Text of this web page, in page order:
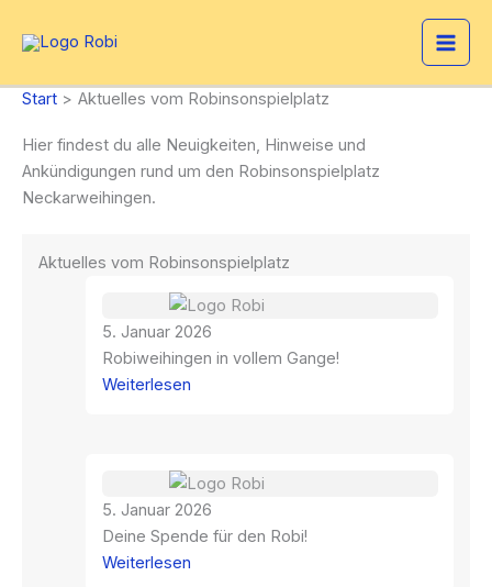
Inhalt
Start
Aktuelles vom Robinsonspielplatz
Hier findest du alle Neuigkeiten, Hinweise und
Ankündigungen rund um den Robinsonspielplatz
Neckarweihingen.
Aktuelles vom Robinsonspielplatz
5. Januar 2026
Robiweihingen in vollem Gange!
Weiterlesen:
Gange!
5. Januar 2026
Deine Spende für den Robi!
Weiterlesen: